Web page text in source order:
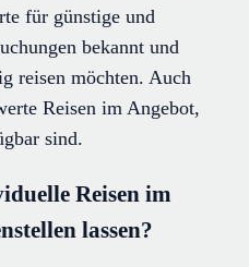
für günstige und
bekannt und
reisen möchten. Auch
Reisen im Angebot,
sind.
Reisen im
lassen?